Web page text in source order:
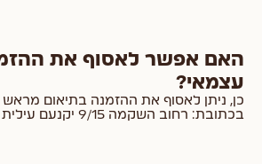
האם אפשר לאסוף את
עצמאי?
בכתובת: רחוב השקמה 9/15 יקנעם עילית.